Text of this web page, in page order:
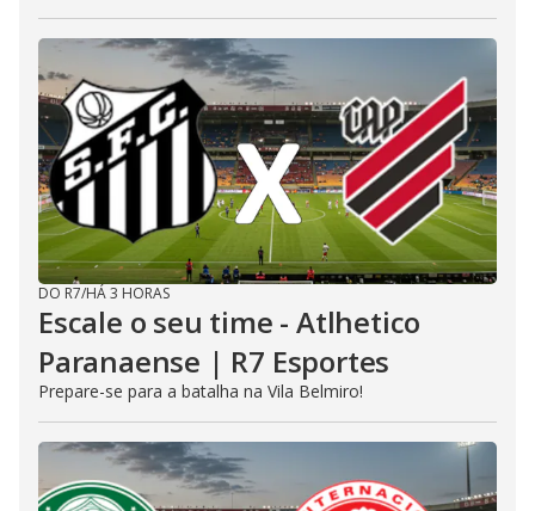
DO R7/HÁ 3 HORAS
Escale o seu time - Atlhetico
Paranaense | R7 Esportes
Prepare-se para a batalha na Vila Belmiro!